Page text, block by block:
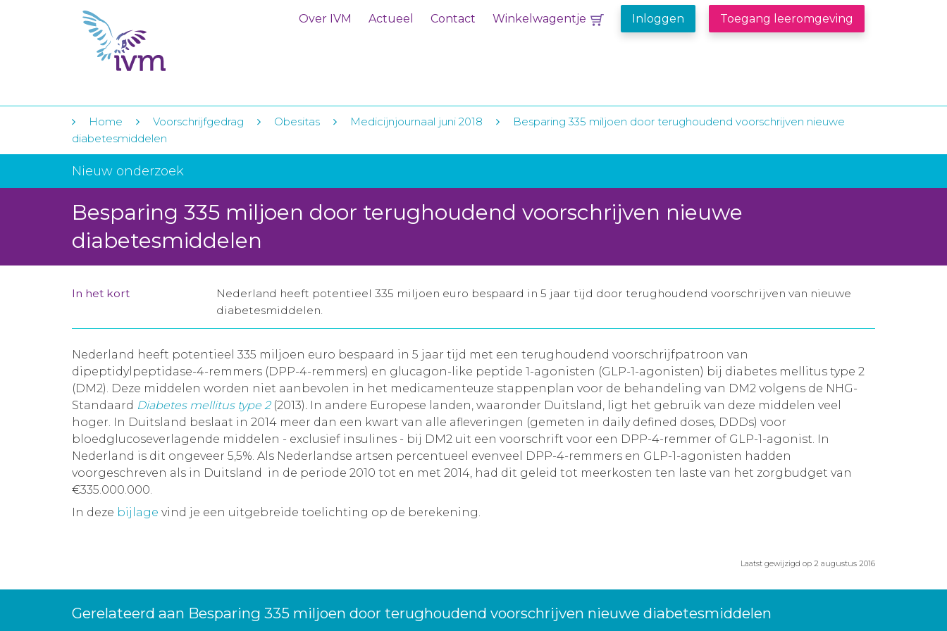
Over IVM Actueel Contact Winkelwagentje Inloggen Toegang leeromgeving
Home Voorschrijfgedrag Obesitas Medicijnjournaal juni 2018
Besparing 335 miljoen door terughoudend voorschrijven nieuwe
diabetesmiddelen
Nieuw onderzoek
Besparing 335 miljoen door terughoudend voorschrijven nieuwe
diabetesmiddelen
In het kort
Nederland heeft potentieel 335 miljoen euro bespaard in 5 jaar tijd door terughoudend voorschrijven van nieuwe
diabetesmiddelen.
Nederland heeft potentieel 335 miljoen euro bespaard in 5 jaar tijd met een terughoudend voorschrijfpatroon van
dipeptidylpeptidase-4-remmers (DPP-4-remmers) en glucagon-like peptide 1-agonisten (GLP-1-agonisten) bij diabetes mellitus type 2
(DM2). Deze middelen worden niet aanbevolen in het medicamenteuze stappenplan voor de behandeling van DM2 volgens de NHG-
Standaard Diabetes mellitus type 2(2013). In andere Europese landen, waaronder Duitsland, ligt het gebruik van deze middelen veel
hoger. In Duitsland beslaat in 2014 meer dan een kwart van alle afleveringen (gemeten in daily defined doses, DDDs) voor
bloedglucoseverlagende middelen - exclusief insulines - bij DM2 uit een voorschrift voor een DPP-4-remmer of GLP-1-agonist. In
Nederland is dit ongeveer 5,5%. Als Nederlandse artsen percentueel evenveel DPP-4-remmers en GLP-1-agonisten hadden
voorgeschreven als in Duitsland in de periode 2010 tot en met 2014, had dit geleid tot meerkosten ten laste van het zorgbudget van
€335.000.000.
In deze bijlage vind je een uitgebreide toelichting op de berekening.
Laatst gewijzigd op 2 augustus 2016
Gerelateerd aan Besparing 335 miljoen door terughoudend voorschrijven nieuwe diabetesmiddelen